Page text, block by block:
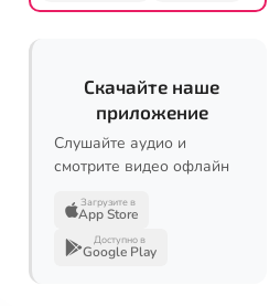
Скачайте наше
приложение
Слушайте аудио и
смотрите видео офлайн
Загрузите в
App Store
Доступно в
Google Play